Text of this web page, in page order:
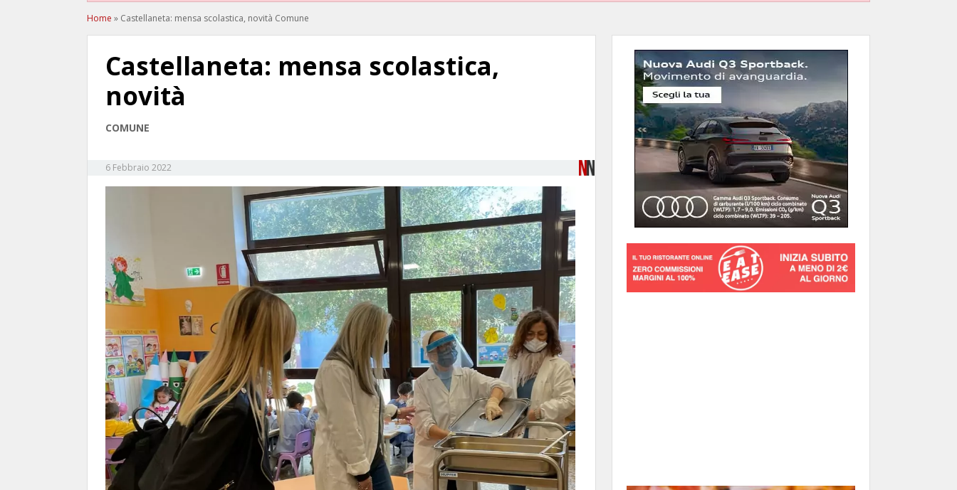
Home » Castellaneta: mensa scolastica, novità Comune
Castellaneta: mensa scolastica,
novità
COMUNE
6 Febbraio 2022